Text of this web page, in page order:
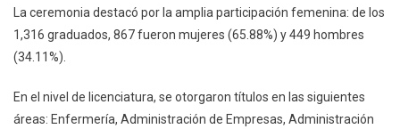
La ceremonia destacó por la amplia participación femenina: de los
1,316 graduados, 867 fueron mujeres (65.88%) y 449 hombres
(34.11%).
En el nivel de licenciatura, se otorgaron títulos en las siguientes
áreas: Enfermería, Administración de Empresas, Administración